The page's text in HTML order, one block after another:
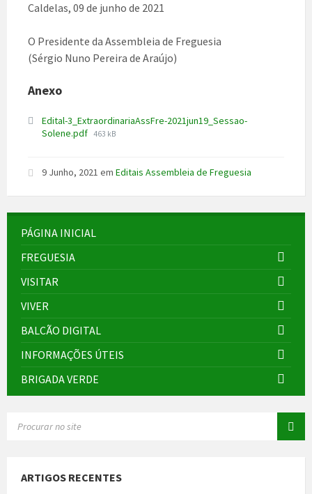
Caldelas, 09 de junho de 2021
O Presidente da Assembleia de Freguesia
(Sérgio Nuno Pereira de Araújo)
Anexo
Edital-3_ExtraordinariaAssFre-2021jun19_Sessao-
Solene.pdf File
463 kB
9 Junho, 2021 em Editais Assembleia de Freguesia
PÁGINA INICIAL
FREGUESIA
VISITAR
VIVER
BALCÃO DIGITAL
INFORMAÇÕES ÚTEIS
BRIGADA VERDE
ARTIGOS RECENTES